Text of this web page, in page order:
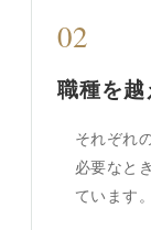
02
職種を
それぞれ
必要なと
ています。